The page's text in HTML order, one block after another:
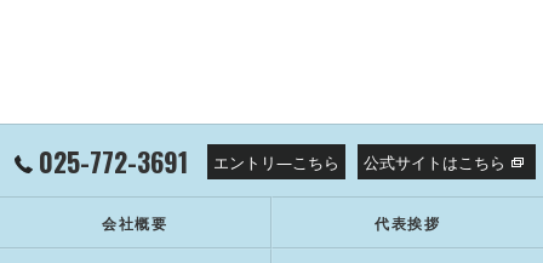
025-772-3691 エントリ―こちら 公式サイトはこちら
会社概要 代表挨拶